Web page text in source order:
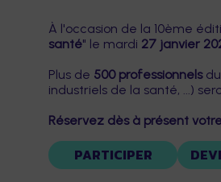
À l'occasion de la 10ème
santé" le mardi 27 janvier
Plus de 500 professionnelsdu
industriels de la santé, ...)
Réservez dès à présent
PARTICIPER